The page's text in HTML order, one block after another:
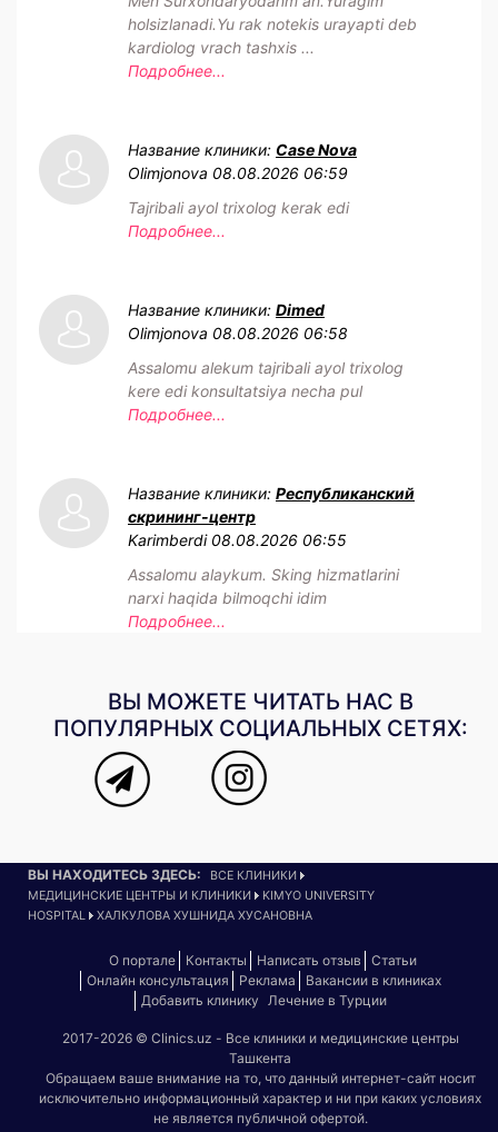
holsizlanadi.Yu rak notekis urayapti deb
kardiolog vrach tashxis ...
Подробнее...
Название клиники: Case Nova
Olimjonova 08.08.2026 06:59
Tajribali ayol trixolog kerak edi
Подробнее...
Название клиники: Dimed
Olimjonova 08.08.2026 06:58
Assalomu alekum tajribali ayol trixolog
kere edi konsultatsiya necha pul
Подробнее...
Название клиники: Республиканский
скрининг-центр
Karimberdi 08.08.2026 06:55
Assalomu alaykum. Sking hizmatlarini
narxi haqida bilmoqchi idim
Подробнее...
ВЫ МОЖЕТЕ ЧИТАТЬ НАС В
ПОПУЛЯРНЫХ СОЦИАЛЬНЫХ СЕТЯХ:
ВЫ НАХОДИТЕСЬ ЗДЕСЬ:
ВСЕ КЛИНИКИ
МЕДИЦИНСКИЕ ЦЕНТРЫ И КЛИНИКИ
KIMYO UNIVERSITY
HOSPITAL
ХАЛКУЛОВА ХУШНИДА ХУСАНОВНА
О портале Контакты Написать отзыв
Статьи
Онлайн консультация
Реклама
Вакансии в клиниках
Добавить клинику
Лечение в Турции
2017-2026 © Clinics.uz - Все клиники и медицинские центры
Ташкента
Обращаем ваше внимание на то, что данный интернет-сайт носит
исключительно информационный характер и ни при каких условиях
не является публичной офертой.